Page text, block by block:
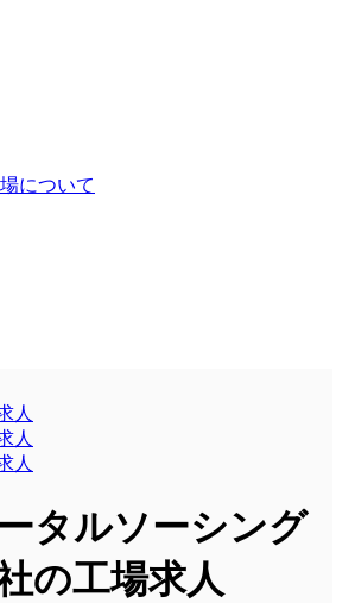
について
人
人
人
タルソーシング
の工場求人